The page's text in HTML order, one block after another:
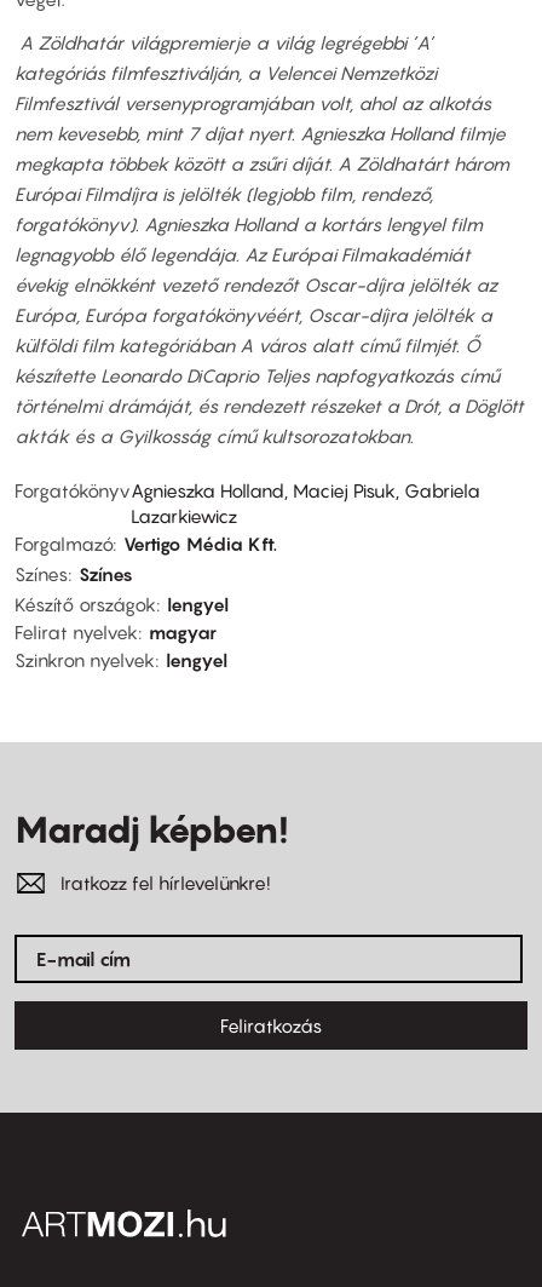
A Zöldhatár világpremierje a világ legrégebbi ’A’
kategóriás filmfesztiválján, a Velencei Nemzetközi
Filmfesztivál versenyprogramjában volt, ahol az alkotás
nem kevesebb, mint 7 díjat nyert. Agnieszka Holland filmje
megkapta többek között a zsűri díját. A Zöldhatárt három
Európai Filmdíjra is jelölték (legjobb film, rendező,
forgatókönyv). Agnieszka Holland a kortárs lengyel film
legnagyobb élő legendája. Az Európai Filmakadémiát
évekig elnökként vezető rendezőt Oscar-díjra jelölték az
Európa, Európa forgatókönyvéért, Oscar-díjra jelölték a
külföldi film kategóriában A város alatt című filmjét. Ő
készítette Leonardo DiCaprio Teljes napfogyatkozás című
történelmi drámáját, és rendezett részeket a Drót, a Döglött
akták és a Gyilkosság című kultsorozatokban.
ForgatókönyvAgnieszka Holland, Maciej Pisuk, Gabriela
Lazarkiewicz
Forgalmazó Vertigo Média Kft.
Színes Színes
Készítő országok
lengyel
Felirat nyelvek
magyar
Szinkron nyelvek
lengyel
Maradj képben!
Iratkozz fel hírlevelünkre!
Feliratkozás